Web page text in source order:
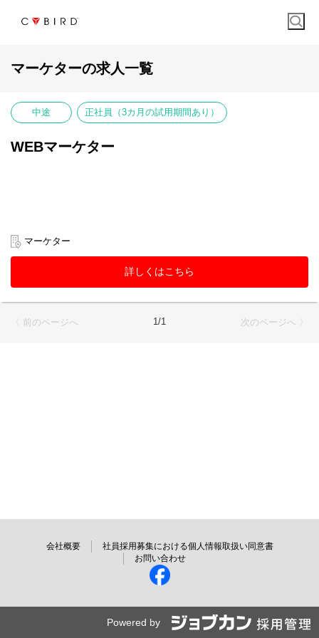
マーケターの求人一覧
中途 正社員（3カ月の試用期間あり）
WEBマーケター
マーケター
詳しくはこちら
〈 前のページへ 1/1 次のページへ 〉
会社概要
社員採用募集における個人情報取扱い同意書
お問い合わせ
Powered by